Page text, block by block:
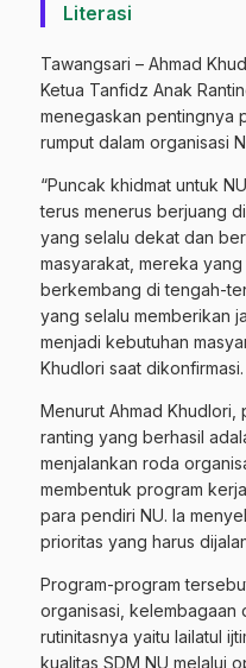
Literasi
Tawangsari – Ahmad
Ketua Tanfidz Anak
menegaskan pentingnya
rumput dalam organisasi
“Puncak khidmat untuk
terus menerus berjuang
yang selalu dekat dan
masyarakat, mereka
berkembang di tengah-
yang selalu memberikan
menjadi kebutuhan
Khudlori saat dikonfirmasi.
Menurut Ahmad Khudlori,
ranting yang berhasil
menjalankan roda
membentuk program
para pendiri NU. Ia
prioritas yang harus
Program-program
organisasi, kelembagaan
rutinitasnya yaitu lailatul
kualitas SDM NU melalui